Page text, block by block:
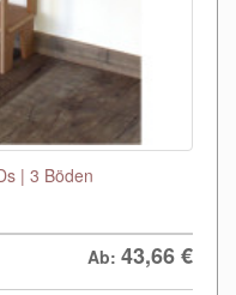
| 3 Böden
Ab: 43,66€